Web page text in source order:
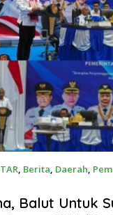
, Berita, Daerah,
Balut Untuk